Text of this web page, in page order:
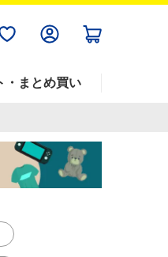
・まとめ買い